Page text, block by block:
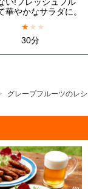
華やかなサラダに。
★★ ★
30分
グレープフルーツのレ